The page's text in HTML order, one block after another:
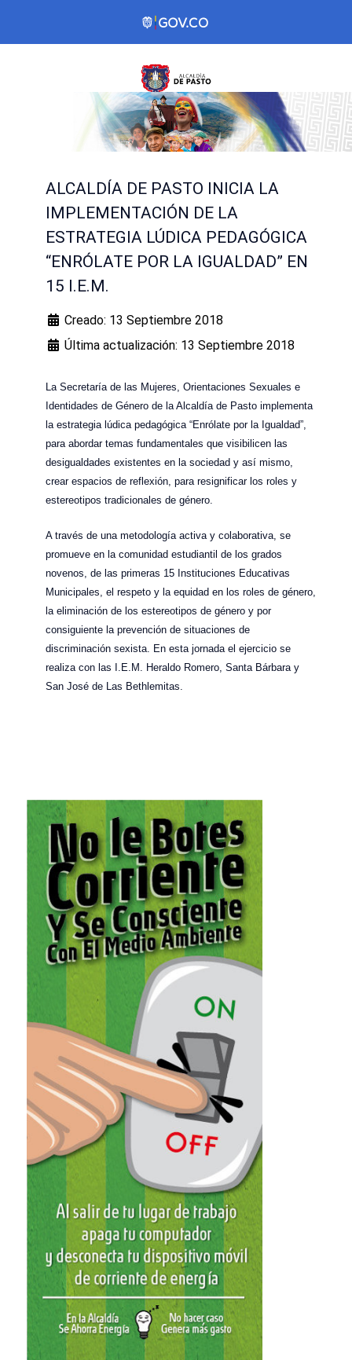
ALCALDÍA DE PASTO INICIA LA
IMPLEMENTACIÓN DE LA
ESTRATEGIA LÚDICA PEDAGÓGICA
“ENRÓLATE POR LA IGUALDAD” EN
15 I.E.M.
Creado: 13 Septiembre 2018
Última actualización: 13 Septiembre 2018
La Secretaría de las Mujeres, Orientaciones Sexuales e
Identidades de Género de la Alcaldía de Pasto implementa
la estrategia lúdica pedagógica “Enrólate por la Igualdad”,
para abordar temas fundamentales que visibilicen las
desigualdades existentes en la sociedad y así mismo,
crear espacios de reflexión, para resignificar los roles y
estereotipos tradicionales de género.
A través de una metodología activa y colaborativa, se
promueve en la comunidad estudiantil de los grados
novenos, de las primeras 15 Instituciones Educativas
Municipales, el respeto y la equidad en los roles de género,
la eliminación de los estereotipos de género y por
consiguiente la prevención de situaciones de
discriminación sexista. En esta jornada el ejercicio se
realiza con las I.E.M. Heraldo Romero, Santa Bárbara y
San José de Las Bethlemitas.